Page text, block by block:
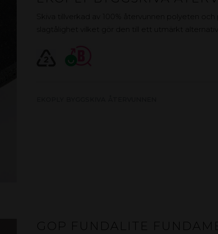
Skiva tillverkad av 100% återvunnen polyeten
slagtålighet vilket gör den till ett utmärkt
GOP FUNDALITE